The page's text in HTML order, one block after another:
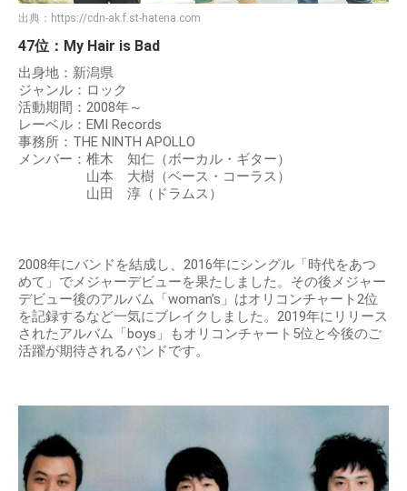
出典： https://cdn-ak.f.st-hatena.com
47位：My Hair is Bad
出身地：新潟県
ジャンル：ロック
活動期間：2008年～
レーベル：EMI Records
事務所：THE NINTH APOLLO
メンバー：椎木 知仁（ボーカル・ギター）
山本 大樹（ベース・コーラス）
山田 淳（ドラムス）
2008年にバンドを結成し、2016年にシングル「時代をあつ
めて」でメジャーデビューを果たしました。その後メジャー
デビュー後のアルバム「woman’s」はオリコンチャート2位
を記録するなど一気にブレイクしました。2019年にリリース
されたアルバム「boys」もオリコンチャート5位と今後のご
活躍が期待されるバンドです。